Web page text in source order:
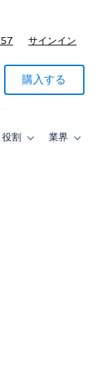
サインイン
購入する
役割
Toggle業界
Toggle